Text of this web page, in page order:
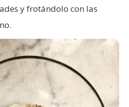
y frotándolo con las